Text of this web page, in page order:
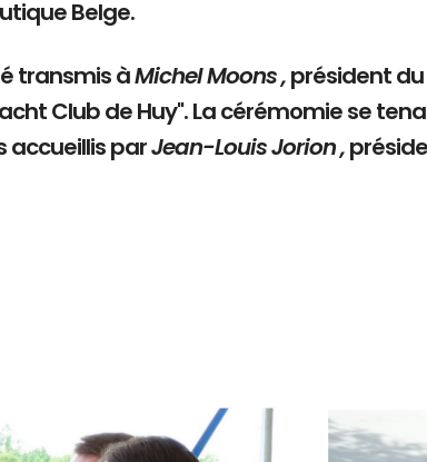
Belge.
transmis àMichel Moons ,président du
Club de Huy". La cérémomie se
accueillis parJean-Louis Jorion ,
Branding
ARMCHAIR